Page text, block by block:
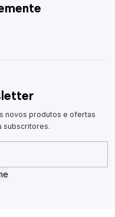
novos produtos e ofertas
subscritores.